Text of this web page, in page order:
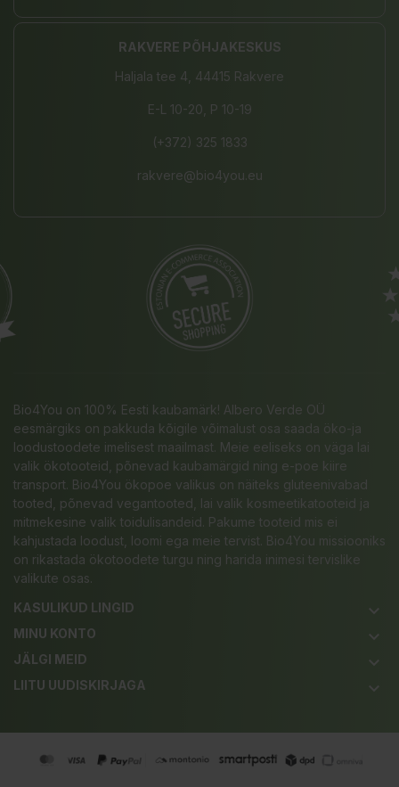
RAKVERE PÕHJAKESKUS
Haljala tee 4, 44415 Rakvere
E-L 10-20, P 10-19
(+372) 325 1833
rakvere@bio4you.eu
Bio4You on 100% Eesti kaubamärk! Albero Verde OÜ
eesmärgiks on pakkuda kõigile võimalust osa saada öko-ja
loodustoodete imelisest maailmast. Meie eeliseks on väga lai
valik ökotooteid, põnevad kaubamärgid ning e-poe kiire
transport. Bio4You ökopoe valikus on näiteks gluteenivabad
tooted, põnevad vegantooted, lai valik kosmeetikatooteid ja
mitmekesine valik toidulisandeid. Pakume tooteid mis ei
kahjustada loodust, loomi ega meie tervist. Bio4You missiooniks
on rikastada ökotoodete turgu ning harida inimesi tervislike
valikute osas.
KASULIKUD LINGID
keyboard_arrow_down
MINU KONTO keyboard_arrow_down
JÄLGI MEID keyboard_arrow_down
LIITU UUDISKIRJAGA keyboard_arrow_down